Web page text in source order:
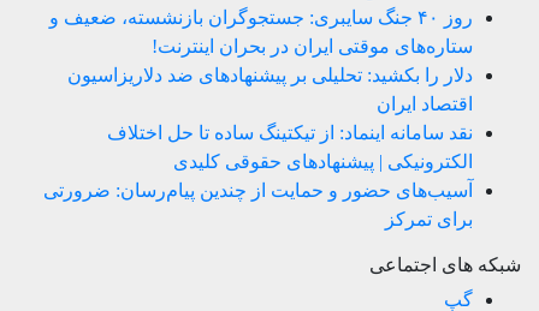
روز ۴۰ جنگ سایبری: جستجوگران بازنشسته، ضعیف و
ستاره‌های موقتی ایران در بحران اینترنت!
دلار را بکشید: تحلیلی بر پیشنهادهای ضد دلاریزاسیون
اقتصاد ایران
نقد سامانه اینماد: از تیکتینگ ساده تا حل اختلاف
الکترونیکی | پیشنهادهای حقوقی کلیدی
آسیب‌های حضور و حمایت از چندین پیام‌رسان: ضرورتی
برای تمرکز
شبکه های اجتماعی
گپ